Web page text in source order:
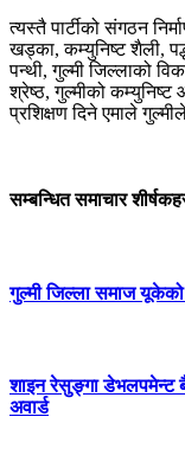
त्यस्तै पार्टीको संगठन
खड्का, कम्युनिष्ट शैली,
पन्थी, गुल्मी जिल्लाको
श्रेष्ठ, गुल्मीको
प्रशिक्षण दिने एमाले
सम्बन्धित समाचार
गुल्मी जिल्ला समाज
शाइन रेसुङ्गा डेभलपमेन्ट
अवार्ड